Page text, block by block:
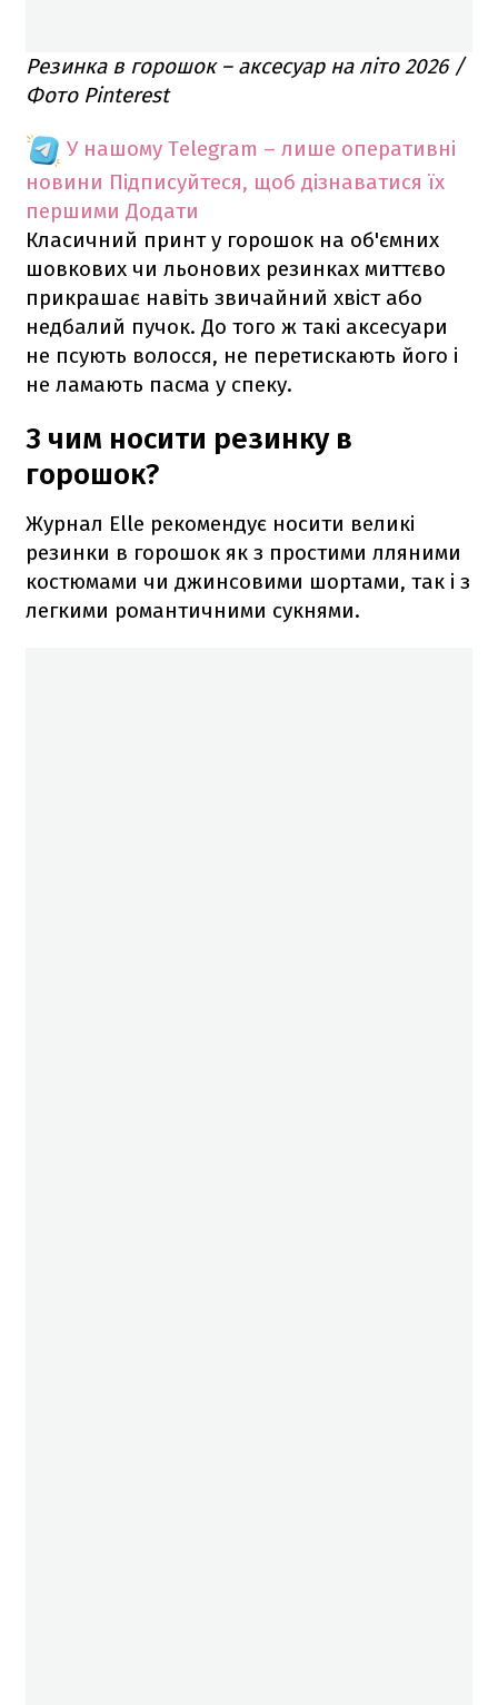
Резинка в горошок – аксесуар на літо 2026 /
Фото Pinterest
У нашому Telegram – лише оперативні
новини Підписуйтеся, щоб дізнаватися їх
першими Додати
Класичний принт у горошок на об'ємних
шовкових чи льонових резинках миттєво
прикрашає навіть звичайний хвіст або
недбалий пучок. До того ж такі аксесуари
не псують волосся, не перетискають його і
не ламають пасма у спеку.
З чим носити резинку в
горошок?
Журнал Elle рекомендує носити великі
резинки в горошок як з простими лляними
костюмами чи джинсовими шортами, так і з
легкими романтичними сукнями.